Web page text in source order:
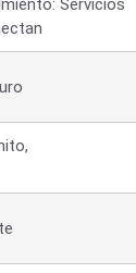
Servicios